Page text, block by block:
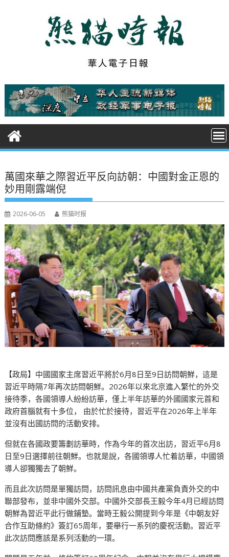
t
萬國來華之際習近平反向訪朝：中國對金正恩的
妙用剛露端倪
2026-06-05 熊猫时报
【政局】中國國家主席習近平將於6月8日至9日訪問朝鮮，這是
習近平時隔7年再次訪問朝鮮。2026年以來北京進入繁忙的外交
接待季，各國領導人紛紛訪華，僅上半年訪華的外國國家元首和
政府首腦就有十多位， 由於忙於接待，習近平在2026年上半年
並沒有出國訪問的活動安排。
但就在各國政要籌劃訪華時，作為今年的首次出訪，習近平6月8
日至9日選擇前往朝鮮。也就是說，各國領導人忙着訪華，中國領
導人卻獨獨去了朝鮮。
而且此次訪問是單獨訪問，訪問訊息由中國共產黨負責外交的中
聯部發布，並非中國外交部。中國外交部長王毅今年4月已經訪問
朝鮮為習近平此行做鋪墊。當時王毅公開提到今年是《中朝友好
合作互助條約》簽訂65周年，要舉行一系列的慶祝活動。習近平
此次訪問應該是系列活動的一環。